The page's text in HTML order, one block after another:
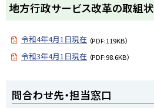
地方行政サービス改革の取組
令和4年4月1日現在 （PDF:119KB）
令和3年4月1日現在 （PDF:98.6KB）
問合わせ先・担当窓口